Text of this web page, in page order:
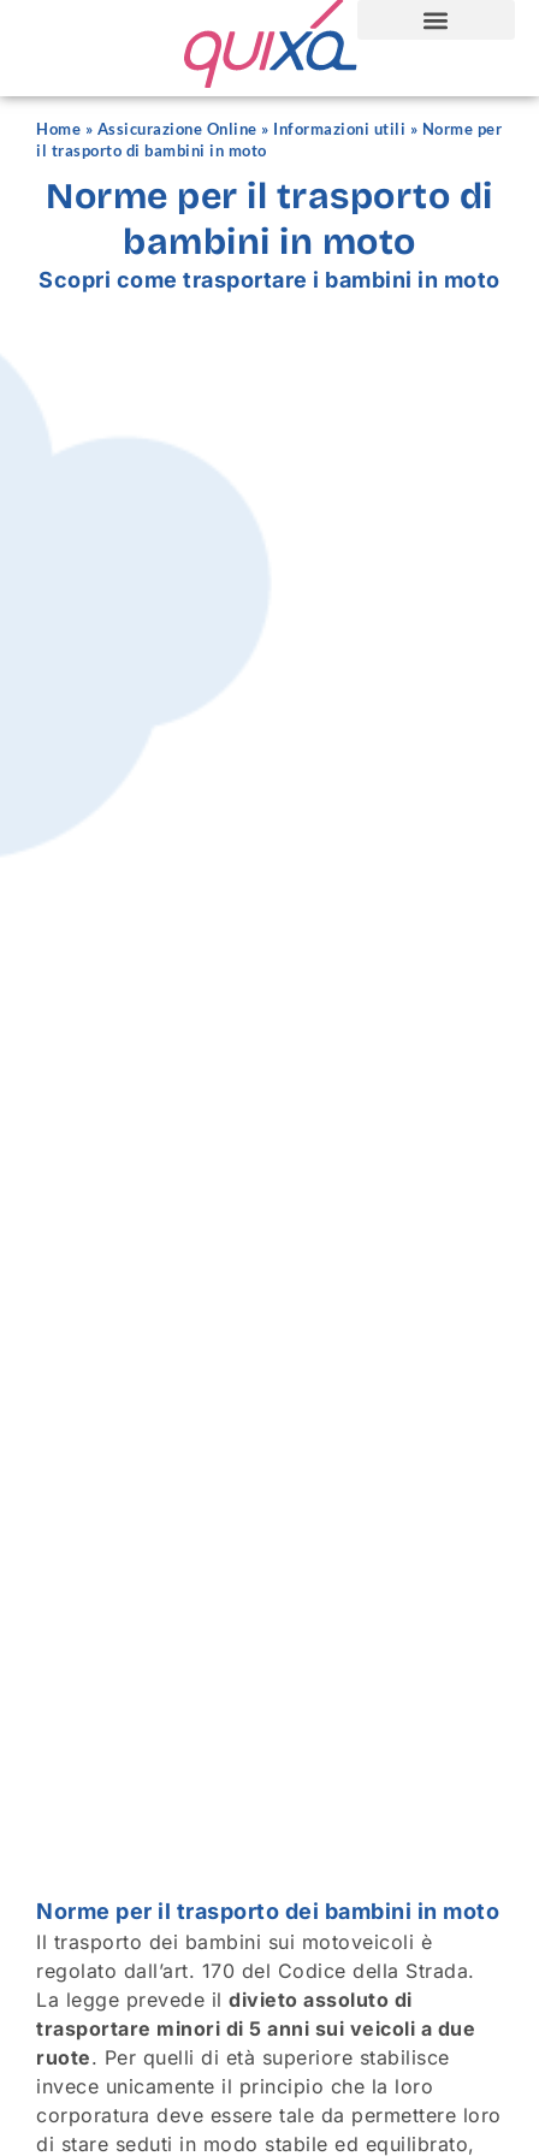
Home » Assicurazione Online » Informazioni utili » Norme per
il trasporto di bambini in moto
Norme per il trasporto di
bambini in moto
Scopri come trasportare i bambini in moto
Norme per il trasporto dei bambini in moto
Il trasporto dei bambini sui motoveicoli è
regolato dall’art. 170 del Codice della Strada.
La legge prevede il divieto assoluto di
trasportare minori di 5 anni sui veicoli a due
ruote. Per quelli di età superiore stabilisce
invece unicamente il principio che la loro
corporatura deve essere tale da permettere loro
di stare seduti in modo stabile ed equilibrato,